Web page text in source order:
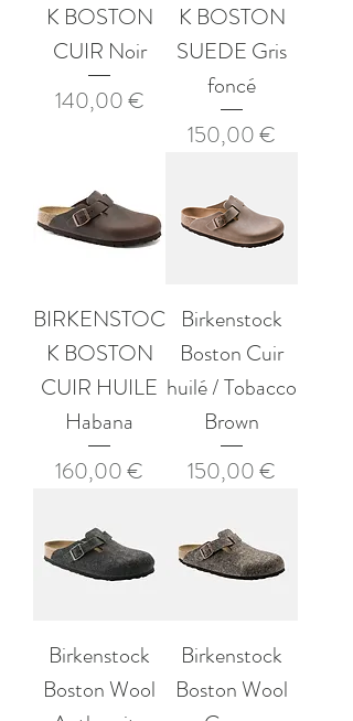
K BOSTON
CUIR Noir
Prix
140,00 €
K BOSTON
SUEDE Gris
foncé
Prix
150,00 €
BIRKENSTOC
K BOSTON
CUIR HUILE
Habana
Prix
160,00 €
Birkenstock
Boston Cuir
huilé / Tobacco
Brown
Prix
150,00 €
Birkenstock
Boston Wool
Birkenstock
Boston Wool